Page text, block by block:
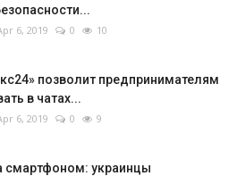
6, 2019 0 10
позволит предпринимателям
в чатах...
6, 2019 0 9
смартфоном: украинцы